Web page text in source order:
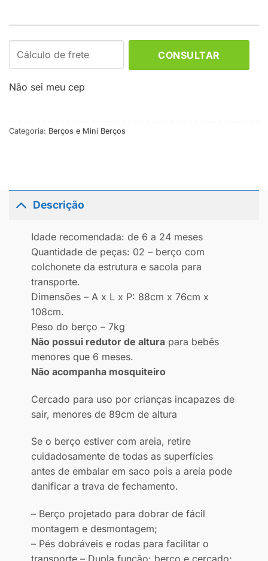
CONSULTAR
Não sei meu cep
Categoria: Berços e Mini Berços
Descrição
Idade recomendada: de 6 a 24 meses
Quantidade de peças: 02 – berço com
colchonete da estrutura e sacola para
transporte.
Dimensões – A x L x P: 88cm x 76cm x
108cm.
Peso do berço – 7kg
Não possui redutor de alturapara bebês
menores que 6 meses.
Não acompanha mosquiteiro
Cercado para uso por crianças incapazes de
sair, menores de 89cm de altura
Se o berço estiver com areia, retire
cuidadosamente de todas as superfícies
antes de embalar em saco pois a areia pode
danificar a trava de fechamento.
– Berço projetado para dobrar de fácil
montagem e desmontagem;
– Pés dobráveis e rodas para facilitar o